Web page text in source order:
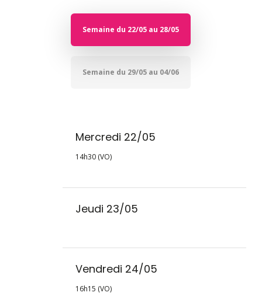
Semaine du 22/05 au 28/05
Semaine du 29/05 au 04/06
Mercredi 22/05
14h30 (VO)
Jeudi 23/05
Vendredi 24/05
16h15 (VO)